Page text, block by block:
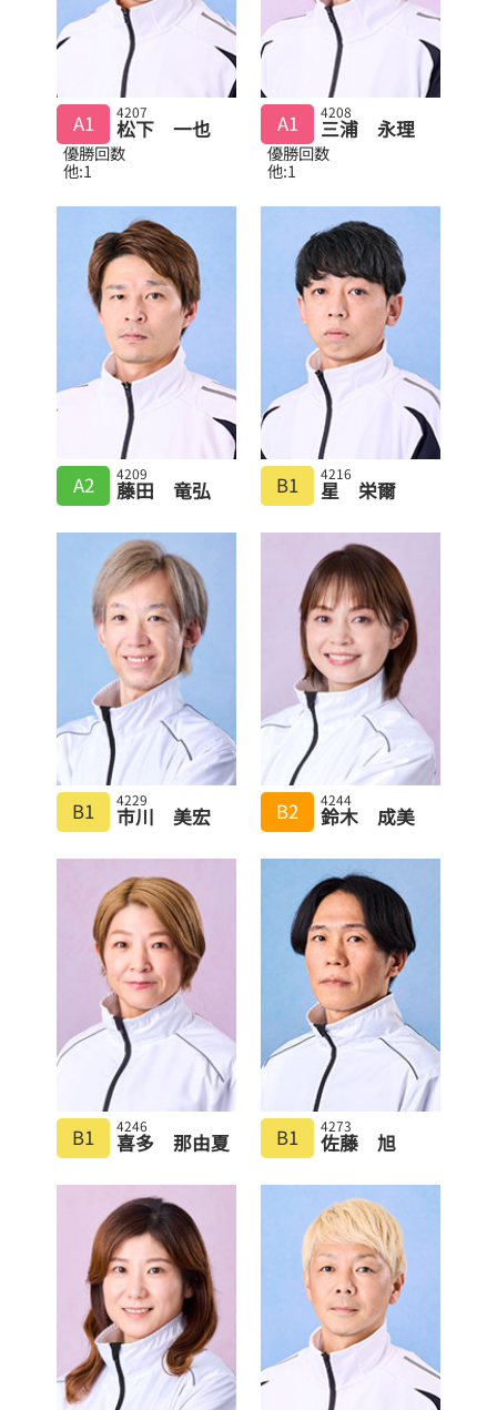
A1 4207
松下 一也
優勝回数
他:1
A1 4208
三浦 永理
優勝回数
他:1
A2 4209
藤田 竜弘 B1 4216
星 栄爾
B1 4229
市川 美宏 B2 4244
鈴木 成美
B1 4246
喜多 那由夏 B1 4273
佐藤 旭